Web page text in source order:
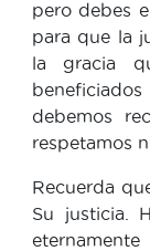
pero debes
para que la
la gracia
debemos
respetamos
Recuerda
Su justicia.